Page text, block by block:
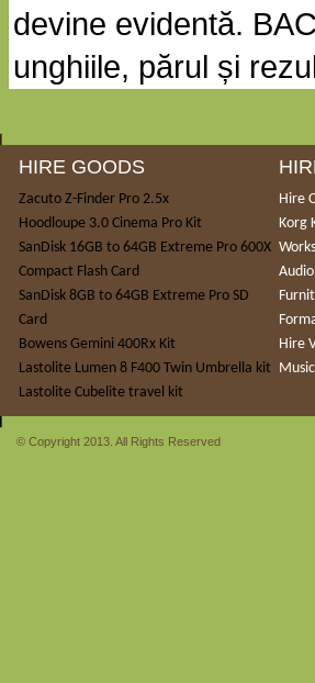
devine evidentă.
unghiile, părul și
HIRE GOODS
Zacuto Z-Finder Pro 2.5x
Hoodloupe 3.0 Cinema Pro Kit
SanDisk 16GB to 64GB Extreme Pro 600X
Compact Flash Card
SanDisk 8GB to 64GB Extreme Pro SD
Card
Bowens Gemini 400Rx Kit
Lastolite Lumen 8 F400 Twin Umbrella kit
Lastolite Cubelite travel kit
Hire
Korg
Hire
© Copyright 2013. All Rights Reserved